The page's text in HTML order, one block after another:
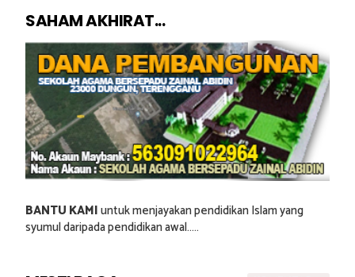
SAHAM AKHIRAT...
BANTU KAMIuntuk menjayakan pendidikan Islam yang
syumul daripada pendidikan awal.....